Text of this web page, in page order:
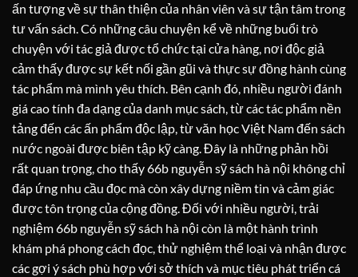
ấn tượng về sự thân thiện của nhân viên và sự tận tâm trong
tư vấn sách. Có những câu chuyện kể về những buổi trò
chuyện với tác giả được tổ chức tại cửa hàng, nơi độc giả
cảm thấy được sự kết nối gần gũi và thực sự đồng hành cùng
tác phẩm mà mình yêu thích. Bên cạnh đó, nhiều người đánh
giá cao tính đa dạng của danh mục sách, từ các tác phẩm nền
tảng đến các ấn phẩm độc lập, từ văn học Việt Nam đến sách
nước ngoài được biên tập kỹ càng. Đây là những phản hồi
rất quan trọng, cho thấy 66b nguyễn sỹ sách hà nội không chỉ
đáp ứng nhu cầu đọc mà còn xây dựng niềm tin và cảm giác
được tôn trọng của cộng đồng. Đối với nhiều người, trải
nghiệm 66b nguyễn sỹ sách hà nội còn là một hành trình
khám phá phong cách đọc, thử nghiệm thể loại và nhận được
các gợi ý sách phù hợp với sở thích và mục tiêu phát triển cá